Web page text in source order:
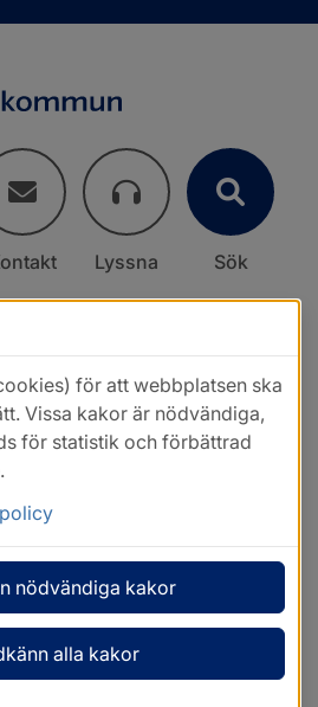
Lyssna Sök
för att webbplatsen ska
Vissa kakor är nödvändiga,
för statistik och förbättrad
nödvändiga kakor
alla kakor